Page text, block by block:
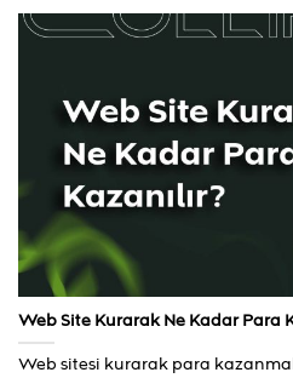
Web Site Kurarak Ne Kadar Para
Web sitesi kurarak para